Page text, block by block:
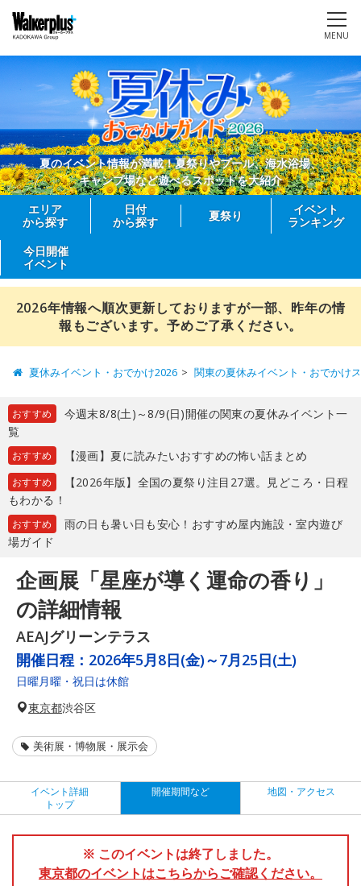
MENU
夏のイベント情報が満載！夏祭りやプール、海水浴場、
キャンプ場など遊べるスポットを大紹介
エリア
から探す
日付
から探す
夏祭り
イベント
ランキング
今日開催
イベント
2026年情報へ順次更新しておりますが一部、昨年の情
報もございます。予めご了承ください。
夏休みイベント・おでかけ2026 関東の夏休みイベント・おでかけ
おすすめ
今週末8/8(土)～8/9(日)開催の関東の夏休みイベント一
覧
おすすめ 【漫画】夏に読みたいおすすめの怖い話まとめ
おすすめ
【2026年版】全国の夏祭り注目27選。見どころ・日程
もわかる！
おすすめ
雨の日も暑い日も安心！おすすめ屋内施設・室内遊び
場ガイド
企画展「星座が導く運命の香り」
の詳細情報
AEAJグリーンテラス
開催日程： 2026年5月8日(金)～7月25日(土)
日曜月曜・祝日は休館
東京都渋谷区
美術展・博物展・展示会
イベント詳細
トップ
開催期間など 地図・アクセス
※ このイベントは終了しました。
東京都のイベントはこちらからご確認ください。